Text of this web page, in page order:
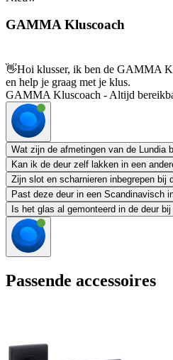
GAMMA Kluscoach
👋Hoi klusser, ik ben de GAMMA
en help je graag met je klus.
GAMMA Kluscoach - Altijd
Wat zijn de afmetingen van de Lundia
Kan ik de deur zelf lakken in een
Zijn slot en scharnieren inbegrepen bij
Past deze deur in een Scandinavisch
Is het glas al gemonteerd in de deur
Passende accessoires